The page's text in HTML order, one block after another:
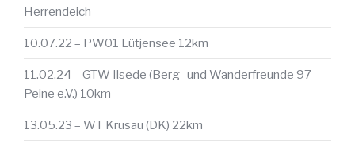
Herrendeich
10.07.22 – PW01 Lütjensee 12km
11.02.24 – GTW Ilsede (Berg- und Wanderfreunde 97
Peine e.V.) 10km
13.05.23 – WT Krusau (DK) 22km